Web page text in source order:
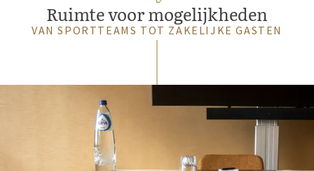
Ruimte voor mogelijkheden
VAN SPORTTEAMS TOT ZAKELIJKE GASTEN